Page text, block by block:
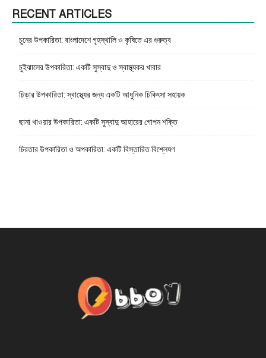
RECENT ARTICLES
চুনের উপকারিতা: বাংলাদেশে গৃহস্থালি ও কৃষিতে এর গুরুত্ব
চুইঝালের উপকারিতা: একটি সুস্বাদু ও স্বাস্থ্যকর খাবার
চিড়ার উপকারিতা: স্বাস্থ্যের জন্য একটি আধুনিক চিকিৎসা সহায়ক
ছানা খাওয়ার উপকারিতা: একটি সুস্বাদু আহারের গোপন শক্তি
চিরতার উপকারিতা ও অপকারিতা: একটি বিস্তারিত বিশ্লেষণ